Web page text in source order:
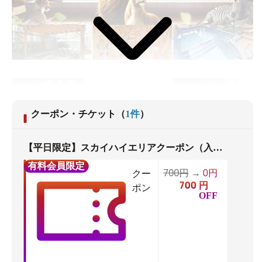
クーポン・チケット （1件）
【平日限定】スカイハイエリアクーポン（入館料、岩盤浴料別途）
有料会員限定
クー
ポン
700円 → 0円
700 円
OFF